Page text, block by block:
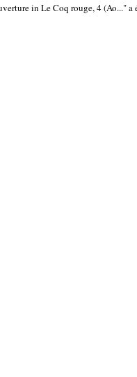
in Le Coq rouge, 4 (Ao..." a